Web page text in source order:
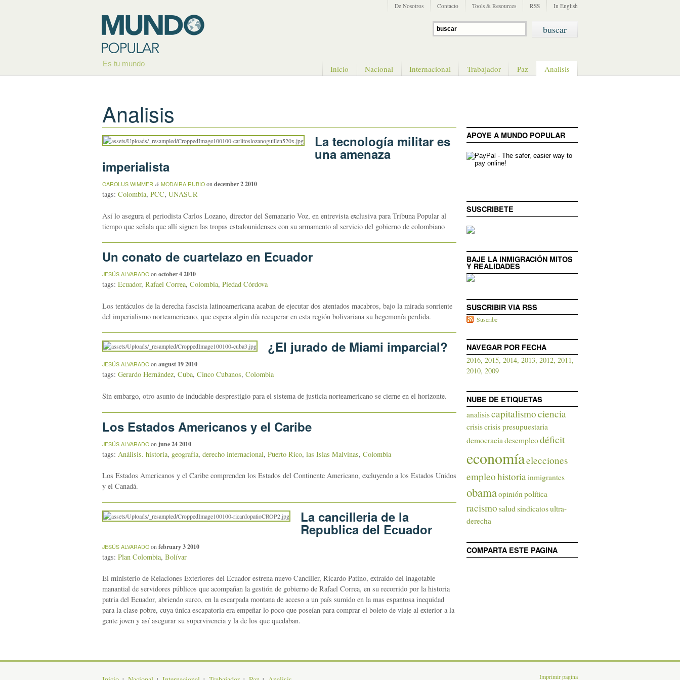
Es tu mundo
De Nosotros Contacto Tools & Resources RSS In English
Inicio Nacional Internacional Trabajador Paz Analisis
Analisis
La tecnología militar es
una amenaza
imperialista
CAROLUS WIMMER & MODAIRA RUBIO on december 2 2010
tags: Colombia, PCC, UNASUR
Así lo asegura el periodista Carlos Lozano, director del Semanario Voz, en entrevista exclusiva para Tribuna Popular al
tiempo que señala que allí siguen las tropas estadounidenses con su armamento al servicio del gobierno de colombiano
Un conato de cuartelazo en Ecuador
JESÚS ALVARADO on october 4 2010
tags: Ecuador, Rafael Correa, Colombia, Piedad Córdova
Los tentáculos de la derecha fascista latinoamericana acaban de ejecutar dos atentados macabros, bajo la mirada sonriente
del imperialismo norteamericano, que espera algún día recuperar en esta región bolivariana su hegemonía perdida.
¿El jurado de Miami imparcial?
JESÚS ALVARADO onaugust 19 2010
tags: Gerardo Hernández, Cuba, Cinco Cubanos, Colombia
Sin embargo, otro asunto de indudable desprestigio para el sistema de justicia norteamericano se cierne en el horizonte.
Los Estados Americanos y el Caribe
JESÚS ALVARADO on june 24 2010
tags: Análisis. historia, geografía, derecho internacional, Puerto Rico, las Islas Malvinas, Colombia
Los Estados Americanos y el Caribe comprenden los Estados del Continente Americano, excluyendo a los Estados Unidos
y el Canadá.
La cancilleria de la
Republica del Ecuador
JESÚS ALVARADO on february 3 2010
tags: Plan Colombia, Bolívar
El ministerio de Relaciones Exteriores del Ecuador estrena nuevo Canciller, Ricardo Patino, extraído del inagotable
manantial de servidores públicos que acompañan la gestión de gobierno de Rafael Correa, en su recorrido por la historia
patria del Ecuador, abriendo surco, en la escarpada montana de acceso a un país sumido en la mas espantosa inequidad
para la clase pobre, cuya única escapatoria era empeñar lo poco que poseían para comprar el boleto de viaje al exterior a la
gente joven y así asegurar su supervivencia y la de los que quedaban.
APOYE A MUNDO POPULAR
SUSCRIBETE
BAJE LA INMIGRACIÓN MITOS
Y REALIDADES
SUSCRIBIR VIA RSS
Suscribe
NAVEGAR POR FECHA
2016, 2015, 2014, 2013, 2012, 2011,
2010, 2009
NUBE DE ETIQUETAS
analisiscapitalismociencia
crisiscrisis presupuestaria
democraciadesempleodéficit
economíaelecciones
empleohistoriainmigrantes
obamaopiniónpolítica
racismo saludsindicatosultra-
derecha
COMPARTA ESTE PAGINA
Imprimir pagina